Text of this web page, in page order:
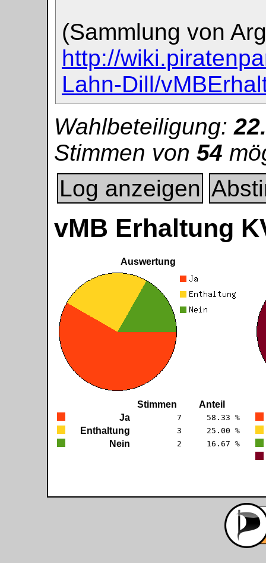
(Sammlung von
http://
Lahn-Dill/
Wahlbeteiligung:
Stimmen von 54
Log anzeigen
vMB Erhaltung
Auswertung
Stimmen
Anteil
Ja
7 58.33 %
Enthaltung 3 25.00 %
Nein 2 16.67 %